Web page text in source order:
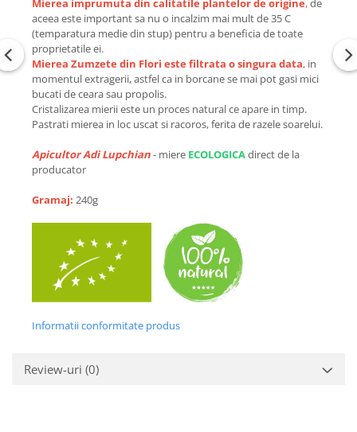
Mierea imprumuta din calitatile plantelor de origine,de
aceea este important sa nu o incalzim mai mult de 35 C
(temparatura medie din stup) pentru a beneficia de toate
proprietatile ei.
Mierea Zumzete din Flori este filtrata o singura data, in
momentul extragerii, astfel ca in borcane se mai pot gasi mici
bucati de ceara sau propolis.
Cristalizarea mierii este un proces natural ce apare in timp.
Pastrati mierea in loc uscat si racoros, ferita de razele soarelui.
Apicultor Adi Lupchian- miere ECOLOGICAdirect de la
producator
Gramaj: 240g
Informatii conformitate produs
Review-uri (0)